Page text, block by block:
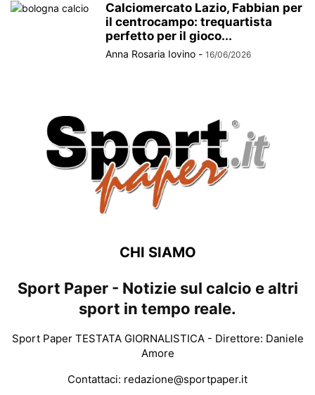
Calciomercato Lazio, Fabbian per
il centrocampo: trequartista
perfetto per il gioco...
Anna Rosaria Iovino - 16/06/2026
CHI SIAMO
Sport Paper - Notizie sul calcio e altri
sport in tempo reale.
Sport Paper TESTATA GIORNALISTICA - Direttore: Daniele
Amore
Contattaci: redazione@sportpaper.it